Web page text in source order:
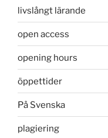
livslångt lärande
open access
opening hours
öppettider
På Svenska
plagiering